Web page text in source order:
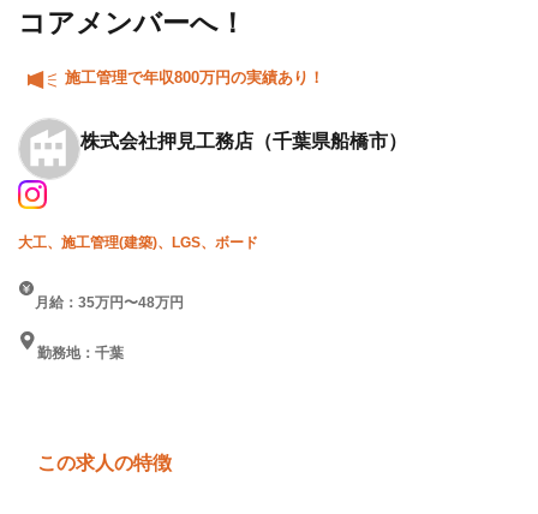
コアメンバーへ！
施工管理で年収800万円の実績あり！
株式会社押見工務店 （千葉県船橋市）
大工、施工管理(建築)、LGS、ボード
月給：35万円〜48万円
勤務地：千葉
この求人の特徴